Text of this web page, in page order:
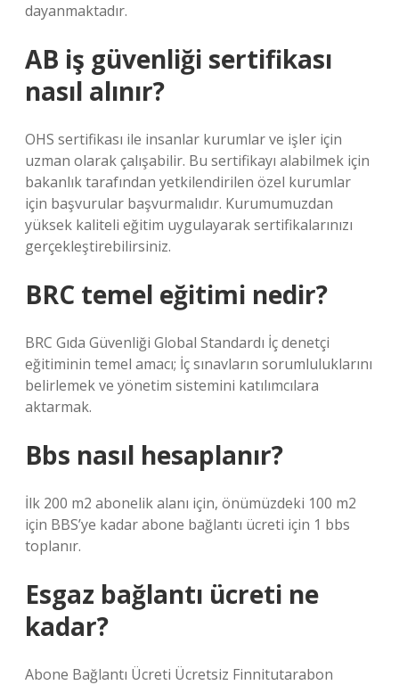
dayanmaktadır.
AB iş güvenliği sertifikası
nasıl alınır?
OHS sertifikası ile insanlar kurumlar ve işler için
uzman olarak çalışabilir. Bu sertifikayı alabilmek için
bakanlık tarafından yetkilendirilen özel kurumlar
için başvurular başvurmalıdır. Kurumumuzdan
yüksek kaliteli eğitim uygulayarak sertifikalarınızı
gerçekleştirebilirsiniz.
BRC temel eğitimi nedir?
BRC Gıda Güvenliği Global Standardı İç denetçi
eğitiminin temel amacı; İç sınavların sorumluluklarını
belirlemek ve yönetim sistemini katılımcılara
aktarmak.
Bbs nasıl hesaplanır?
İlk 200 m2 abonelik alanı için, önümüzdeki 100 m2
için BBS’ye kadar abone bağlantı ücreti için 1 bbs
toplanır.
Esgaz bağlantı ücreti ne
kadar?
Abone Bağlantı Ücreti Ücretsiz Finnitutarabon